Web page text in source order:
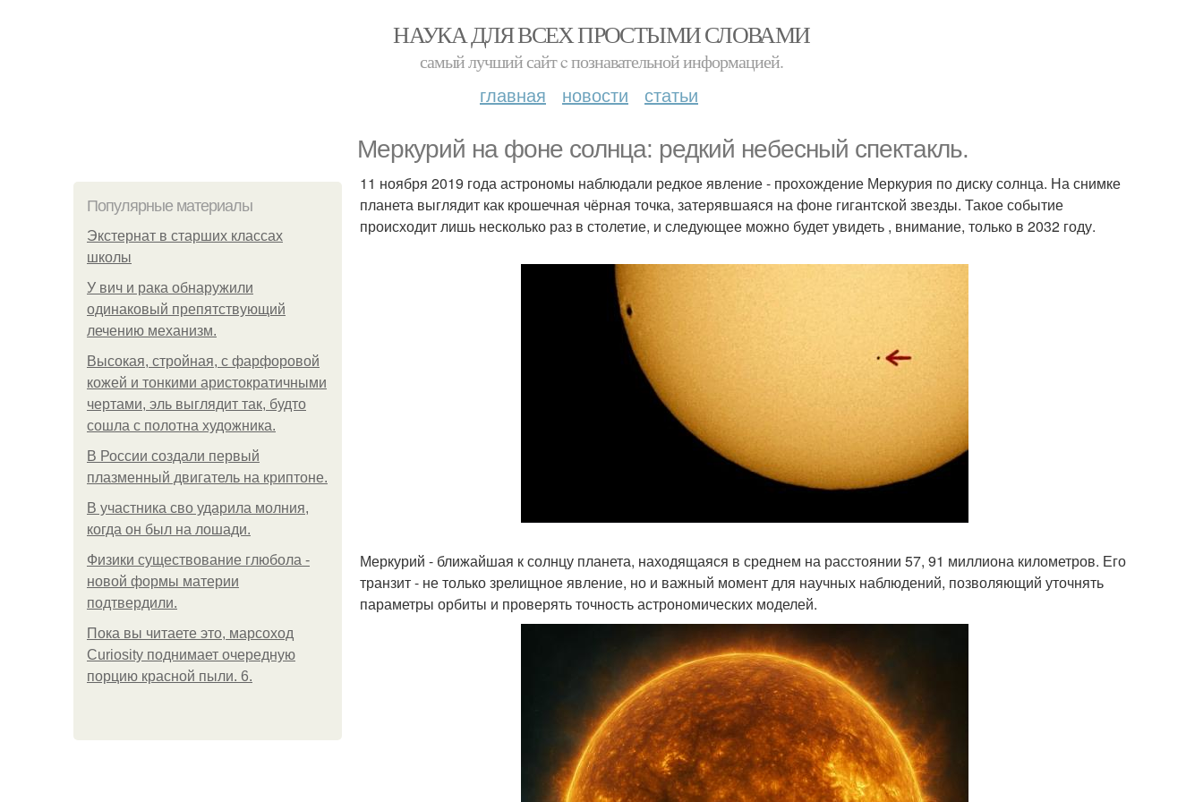
НАУКА ДЛЯ ВСЕХ ПРОСТЫМИ СЛОВАМИ
самый лучший сайт c познавательной информацией.
главная новости статьи
Меркурий на фоне солнца: редкий небесный спектакль.
Популярные материалы
Экстернат в старших классах
школы
У вич и рака обнаружили
одинаковый препятствующий
лечению механизм.
Высокая, стройная, с фарфоровой
кожей и тонкими аристократичными
чертами, эль выглядит так, будто
сошла с полотна художника.
В России создали первый
плазменный двигатель на криптоне.
В участника сво ударила молния,
когда он был на лошади.
Физики существование глюбола -
новой формы материи
подтвердили.
Пока вы читаете это, марсоход
Curiosity поднимает очередную
порцию красной пыли. 6.
11 ноября 2019 года астрономы наблюдали редкое явление - прохождение Меркурия по диску солнца. На снимке
планета выглядит как крошечная чёрная точка, затерявшаяся на фоне гигантской звезды. Такое событие
происходит лишь несколько раз в столетие, и следующее можно будет увидеть , внимание, только в 2032 году.
Меркурий - ближайшая к солнцу планета, находящаяся в среднем на расстоянии 57, 91 миллиона километров. Его
транзит - не только зрелищное явление, но и важный момент для научных наблюдений, позволяющий уточнять
параметры орбиты и проверять точность астрономических моделей.